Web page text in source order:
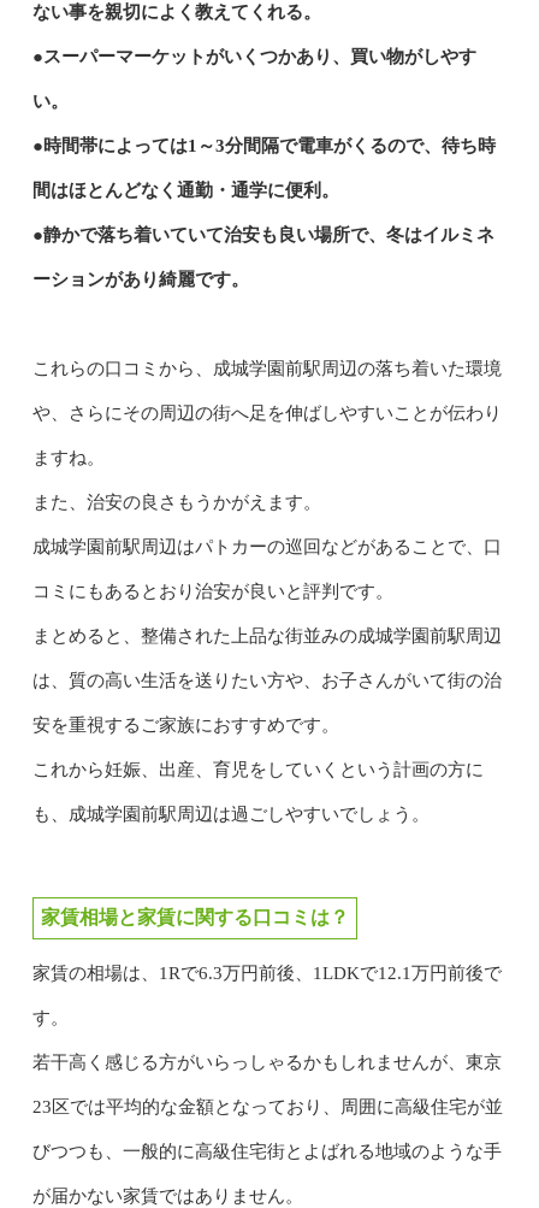
ない事を親切によく教えてくれる。
●スーパーマーケットがいくつかあり、買い物がしやす
い。
●時間帯によっては1～3分間隔で電車がくるので、待ち時
間はほとんどなく通勤・通学に便利。
●静かで落ち着いていて治安も良い場所で、冬はイルミネ
ーションがあり綺麗です。
これらの口コミから、成城学園前駅周辺の落ち着いた環境
や、さらにその周辺の街へ足を伸ばしやすいことが伝わり
ますね。
また、治安の良さもうかがえます。
成城学園前駅周辺はパトカーの巡回などがあることで、口
コミにもあるとおり治安が良いと評判です。
まとめると、整備された上品な街並みの成城学園前駅周辺
は、質の高い生活を送りたい方や、お子さんがいて街の治
安を重視するご家族におすすめです。
これから妊娠、出産、育児をしていくという計画の方に
も、成城学園前駅周辺は過ごしやすいでしょう。
家賃相場と家賃に関する口コミは？
家賃の相場は、1Rで6.3万円前後、1LDKで12.1万円前後で
す。
若干高く感じる方がいらっしゃるかもしれませんが、東京
23区では平均的な金額となっており、周囲に高級住宅が並
びつつも、一般的に高級住宅街とよばれる地域のような手
が届かない家賃ではありません。